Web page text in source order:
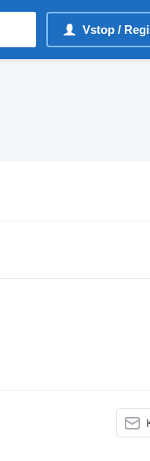
Vstop /